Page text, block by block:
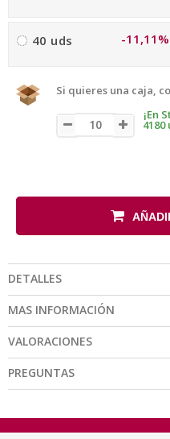
40 uds -
Si quieres una caja,
¡En
4180
DETALLES
MAS INFORMACIÓN
VALORACIONES
PREGUNTAS